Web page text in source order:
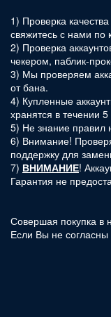
1) Проверка
свяжитесь с нами по
2) Проверка
чекером, паблик-
3) Мы проверяем
от бана.
4) Купленные
хранятся в течении
5) Не знание правил
6) Внимание!
поддержку для
7) ВНИМАНИЕ!
Гарантия не
Совершая покупка в
Если Вы не согласны